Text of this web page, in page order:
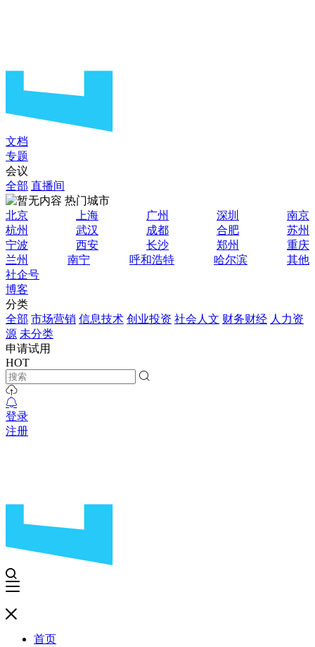
文档
专题
会议
全部 直播间
热门城市
北京
上海 广州 深圳
南京
杭州
武汉 成都 合肥
苏州
宁波
西安 长沙 郑州
重庆
兰州
南宁 呼和浩特 哈尔滨
其他
社企号
博客
分类
全部 市场营销 信息技术 创业投资 社会人文 财务财经 人力资
源 未分类
申请试用
HOT
登录
注册
首页